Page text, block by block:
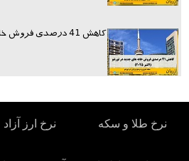
کاهش 41 درصدی فروش خانه در تورنتو
نرخ طلا و سکه نرخ ارز آزاد